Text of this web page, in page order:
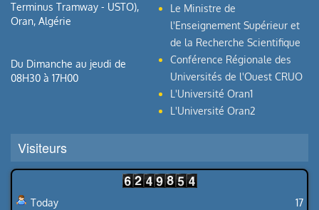
Terminus Tramway - USTO),
Oran, Algérie
Du Dimanche au jeudi de
08H30 à 17H00
Le Ministre de
l'Enseignement Supérieur et
de la Recherche Scientifique
Conférence Régionale des
Universités de l'Ouest CRUO
L'Université Oran1
L'Université Oran2
Visiteurs
Today
17